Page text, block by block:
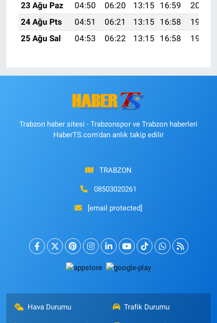
23 Ağu Paz
04:50 06:20 13:15 16:59
20:00
24 Ağu Pts
04:51 06:21 13:15 16:58
19:58
25 Ağu Sal
04:53 06:22 13:15 16:58 19:57
Trabzon haber sitesi - Trabzonspor ve Trabzon haberleri
HaberTS.com'dan anlık takip edilir
TRABZON
08503020261
[email protected]
Hava Durumu Trafik Durumu